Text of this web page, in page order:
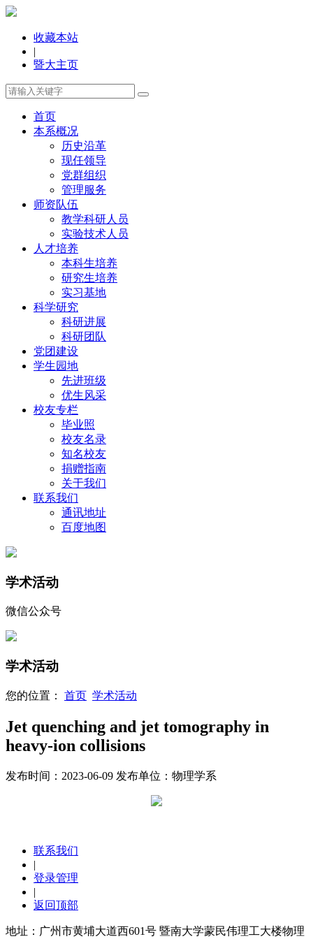
收藏本站
|
暨大主页
首页
本系概况
历史沿革
现任领导
党群组织
管理服务
师资队伍
教学科研人员
实验技术人员
人才培养
本科生培养
研究生培养
实习基地
科学研究
科研进展
科研团队
党团建设
学生园地
先进班级
优生风采
校友专栏
毕业照
校友名录
知名校友
捐赠指南
关于我们
联系我们
通讯地址
百度地图
学术活动
微信公众号
学术活动
您的位置： 首页 学术活动
Jet quenching and jet tomography in
heavy-ion collisions
发布时间： 2023-06-09 发布单位：物理学系
联系我们
|
登录管理
|
返回顶部
地址：广州市黄埔大道西601号 暨南大学蒙民伟理工大楼物理